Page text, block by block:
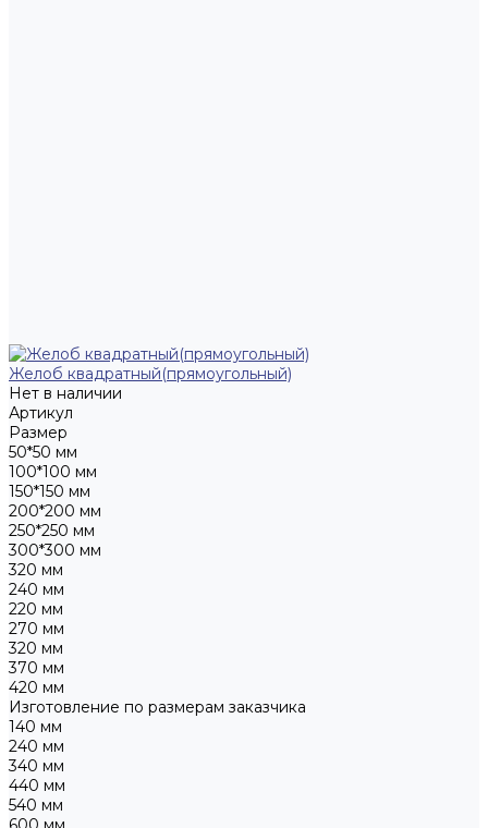
Желоб квадратный(прямоугольный)
Нет в наличии
Артикул
Размер
50*50 мм
100*100 мм
150*150 мм
200*200 мм
250*250 мм
300*300 мм
320 мм
240 мм
220 мм
270 мм
320 мм
370 мм
420 мм
Изготовление по размерам заказчика
140 мм
240 мм
340 мм
440 мм
540 мм